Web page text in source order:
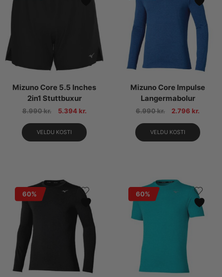
Mizuno Core 5.5 Inches
2in1 Stuttbuxur
8.990kr. 5.394 kr.
VELDU KOSTI
Mizuno Core Impulse
Langermabolur
6.990kr. 2.796 kr.
VELDU KOSTI
60% 60%